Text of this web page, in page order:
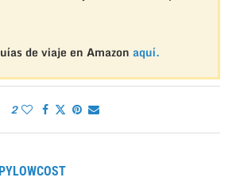
de viaje en Amazon aquí.
2